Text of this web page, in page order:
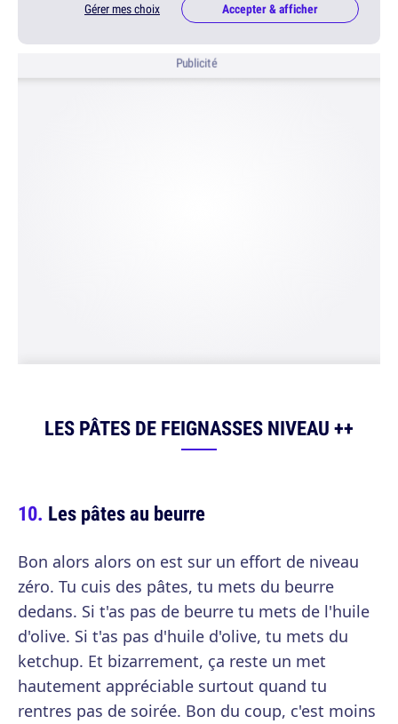
Gérer mes choix Accepter & afficher
Publicité
LES PÂTES DE FEIGNASSES NIVEAU ++
Les pâtes au beurre
Bon alors alors on est sur un effort de niveau
zéro. Tu cuis des pâtes, tu mets du beurre
dedans. Si t'as pas de beurre tu mets de l'huile
d'olive. Si t'as pas d'huile d'olive, tu mets du
ketchup. Et bizarrement, ça reste un met
hautement appréciable surtout quand tu
rentres pas de soirée. Bon du coup, c'est moins